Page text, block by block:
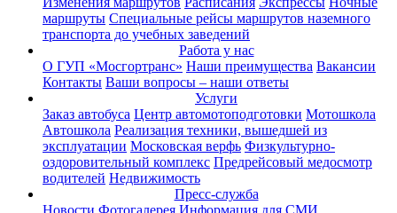
маршруты Специальные рейсы маршрутов наземного
транспорта до учебных заведений
Работа у нас
О ГУП «Мосгортранс» Наши преимущества Вакансии
Контакты Ваши вопросы – наши ответы
Услуги
Заказ автобуса Центр автомотоподготовки Мотошкола
Автошкола Реализация техники, вышедшей из
эксплуатации Московская верфь Физкультурно-
оздоровительный комплекс Предрейсовый медосмотр
водителей Недвижимость
Пресс-служба
Новости Фотогалерея Информация для СМИ